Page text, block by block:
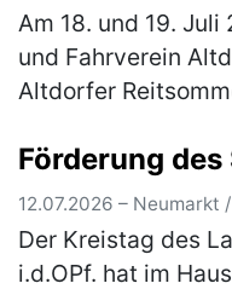
Am 18. und 19.
und Fahrverein
Altdorfer
Besucher erleb…
Förderung
12.07.2026 – Neumarkt
Der Kreistag des
i.d.OPf. hat im